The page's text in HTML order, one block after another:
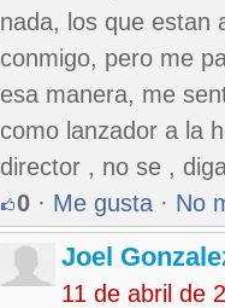
nada, los que estan
conmigo, pero me
esa manera, me
como lanzador a la
director , no se ,
0 · Me gusta · No
Joel
11 de abril de